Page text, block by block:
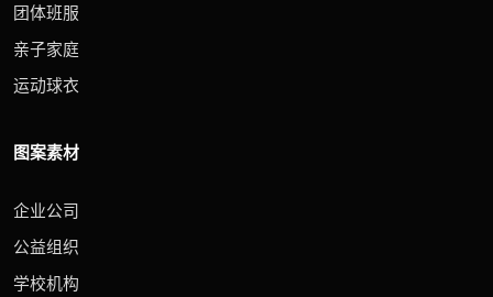
团体班服
亲子家庭
运动球衣
图案素材
企业公司
公益组织
学校机构